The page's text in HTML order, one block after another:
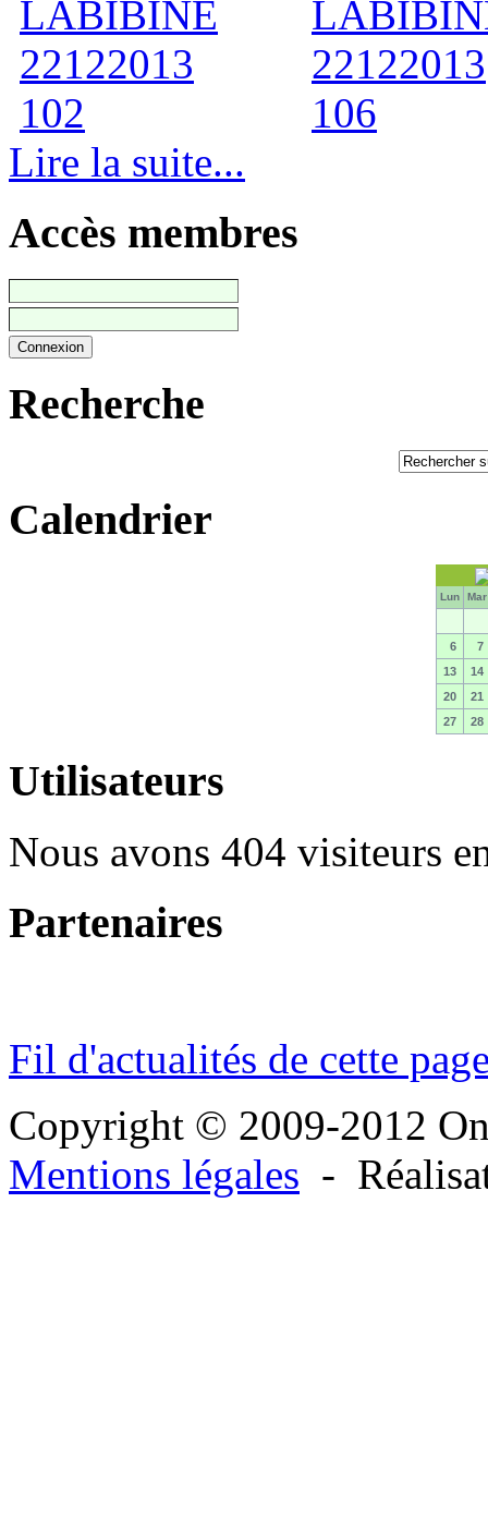
Lire la suite...
Accès membres
Recherche
Calendrier
Lun
6
7
13
14
20
21
27
28
Utilisateurs
Nous avons 404 visiteurs
Partenaires
Fil d'actualités de cette
Copyright © 2009-2012
Mentions légales -